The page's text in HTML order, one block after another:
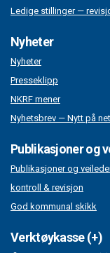
Ledige stillinger —
Nyheter
Nyheter
Presseklipp
NKRF mener
Nyhetsbrev — Nytt på
Publikasjoner og
Publikasjoner og
kontroll & revisjon
God kommunal skikk
Verktøykasse (+)